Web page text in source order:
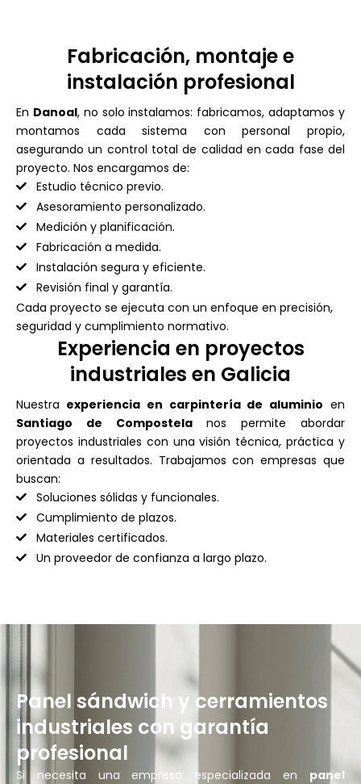
Fabricación, montaje e
instalación profesional
En Danoal, no solo instalamos: fabricamos, adaptamos y
montamos cada sistema con personal propio,
asegurando un control total de calidad en cada fase del
proyecto. Nos encargamos de:
Estudio técnico previo.
Asesoramiento personalizado.
Medición y planificación.
Fabricación a medida.
Instalación segura y eficiente.
Revisión final y garantía.
Cada proyecto se ejecuta con un enfoque en precisión,
seguridad y cumplimiento normativo.
Experiencia en proyectos
industriales en Galicia
Nuestra experiencia en carpintería de aluminio en
Santiago de Compostelanos permite abordar
proyectos industriales con una visión técnica, práctica y
orientada a resultados. Trabajamos con empresas que
buscan:
Soluciones sólidas y funcionales.
Cumplimiento de plazos.
Materiales certificados.
Un proveedor de confianza a largo plazo.
Panel sándwich y cerramientos
industriales con garantía
profesional
Si necesita una empresa especializada en panel